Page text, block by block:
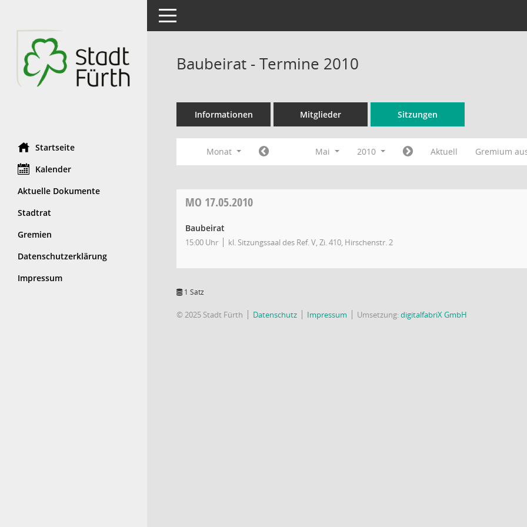
Startseite
Kalender
Aktuelle Dokumente
Stadtrat
Gremien
Datenschutzerklärung
Impressum
Toggle navigation
Baubeirat - Termine 2010
Informationen Mitglieder Sitzungen
Monat Mai 2010 Aktuell Gremium
MO 17.05.2010
Baubeirat
15:00 Uhr kl. Sitzungssaal des Ref. V, Zi. 410, Hirschenstr. 2
1 Satz
© 2025 Stadt Fürth Datenschutz Impressum Umsetzung:digitalfabriX GmbH